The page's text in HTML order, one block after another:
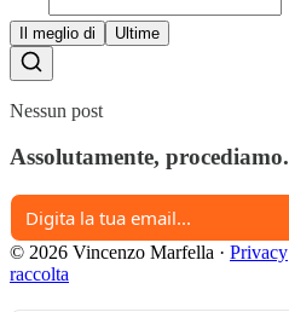
Il meglio di Ultime
Nessun post
Assolutamente, procediamo.
© 2026 Vincenzo Marfella · Privacy
raccolta